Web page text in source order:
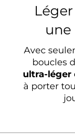
Avec
boucles
ultra-léger
à porter